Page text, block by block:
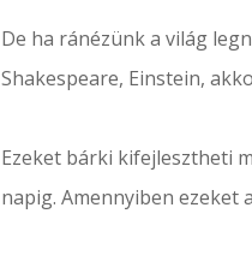
De ha ránézünk a világ
Shakespeare, Einstein,
Ezeket bárki kifejlesztheti
napig. Amennyiben ezeket